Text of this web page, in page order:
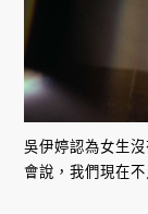
吳伊婷認為女生
會說，我們現在不